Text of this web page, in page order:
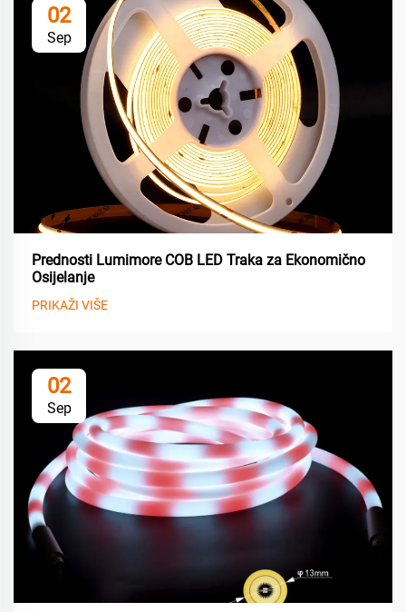
02
Sep
Prednosti Lumimore COB LED Traka za Ekonomično
Osijelanje
PRIKAŽI VIŠE
02
Sep